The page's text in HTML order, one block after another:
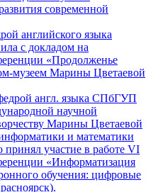
современной
англ. языка СПбГУП
научной
Марины Цветаевой